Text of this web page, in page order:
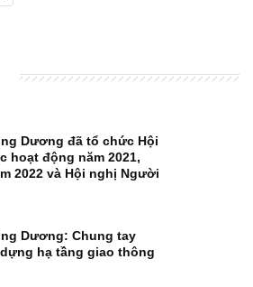
Dương đã tổ chức Hội
hoạt động năm 2021,
2022 và Hội nghị Người
Dương: Chung tay
hạ tầng giao thông